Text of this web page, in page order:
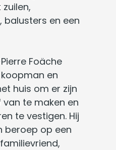
en een
Foäche
koopman en
huis om er zijn
te maken en
te vestigen. Hij
beroep op een